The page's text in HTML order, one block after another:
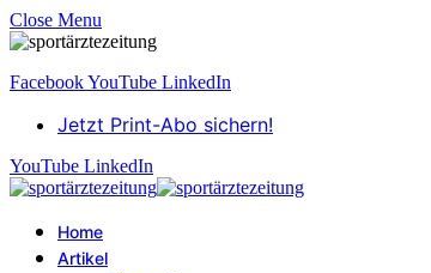
Close Menu
FacebookYouTube LinkedIn
Jetzt Print-Abo sichern!
YouTube LinkedIn
Home
Artikel